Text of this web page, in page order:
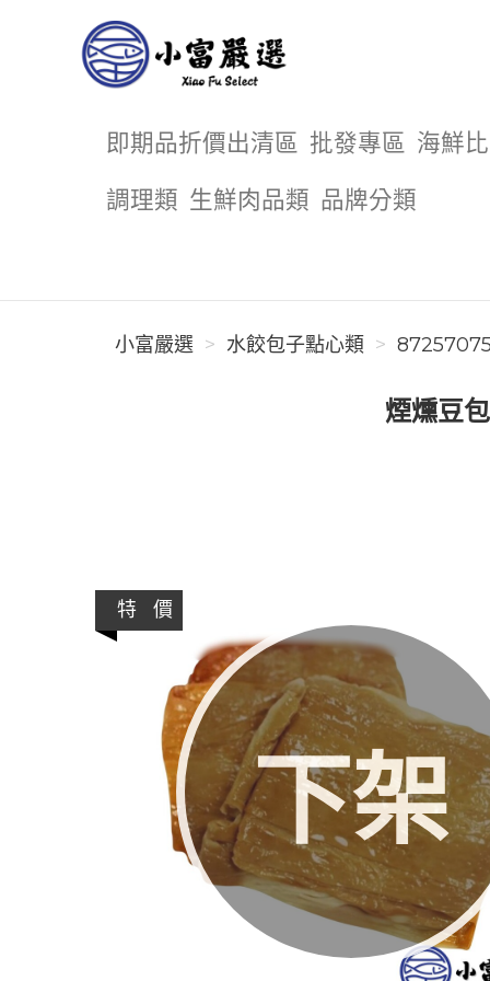
即期品折價出清區 批發專區 海鮮
調理類 生鮮肉品類 品牌分類
小富嚴選 水餃包子點心類
煙燻豆
下架
特 價